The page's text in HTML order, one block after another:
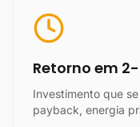
Retorno em
Investimento que
payback, energia